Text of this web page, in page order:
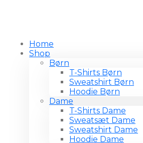
Home
Shop
Børn
T-Shirts Børn
Sweatshirt Børn
Hoodie Børn
Dame
T-Shirts Dame
Sweatsæt Dame
Sweatshirt Dame
Hoodie Dame